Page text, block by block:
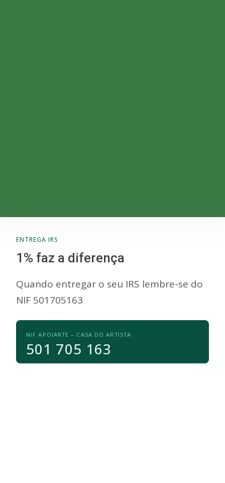
ENTREGA IRS
1% faz a diferença
Quando entregar o seu IRS lembre-se do
NIF 501705163
NIF APOIARTE – CASA DO ARTISTA
501 705 163